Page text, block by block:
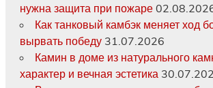
нужна защита при пожаре
Как танковый камбэк меняет ход
вырвать победу 31.07.2026
Камин в доме из натурального
характер и вечная эстетика